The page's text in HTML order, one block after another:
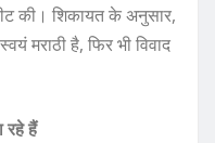
की। शिकायत के अनुसार,
मराठी है, फिर भी विवाद
रहे हैं